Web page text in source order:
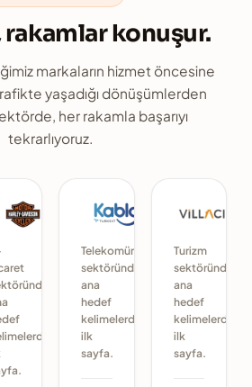
konuşur.
markaların hizmet öncesine
yaşadığı dönüşümlerden
her rakamla başarıyı
tekrarlıyoruz.
Telekomünikasyon
sektöründe
ana
hedef
kelimelerde
ilk
sayfa.
Turizm
sektöründe
ana
hedef
kelimelerde
ilk
sayfa.